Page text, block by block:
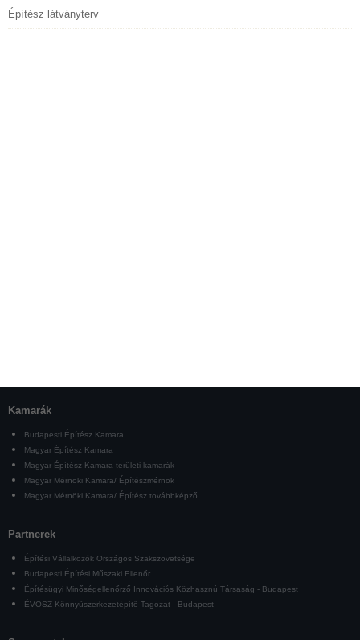
Építész látványterv
Kamarák
Budapesti Építész Kamara
Magyar Építész Kamara
Magyar Építész Kamara területi kamarák
Magyar Mérnöki Kamara/ Építészmérnök
Magyar Mérnöki Kamara/ Építész továbbképző
Partnerek
Építési Vállalkozók Országos Szakszövetsége
Budapesti Építési Műszaki Ellenőr
Építésügyi Minőségellenőrző Innovációs Közhasznú Társaság - Budapest
ÉVOSZ Könnyűszerkezetépítő Tagozat - Budapest